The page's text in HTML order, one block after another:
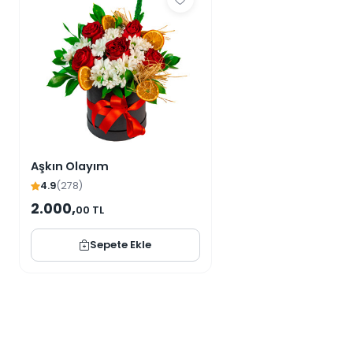
Aşkın Olayım
4.9(278)
2.000,00 TL
Sepete Ekle